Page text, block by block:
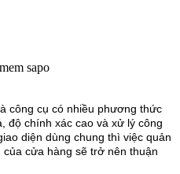
công cụ có nhiều phương thức
độ chính xác cao và xử lý công
diện dùng chung thì việc quản
cửa hàng sẽ trở nên thuận